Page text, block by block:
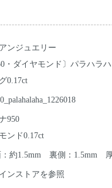
ンジュエリー
・ダイヤモンド〕パラハラ
0.17ct
950
ンド0.17ct
：約1.5mm 裏側：1.5mm
ンストアを参照